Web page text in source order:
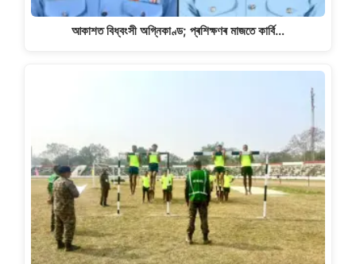
আকাশত বিধ্বংসী অগ্নিকাণ্ড; প্ৰশিক্ষণৰ মাজতে কাৰ্বি…